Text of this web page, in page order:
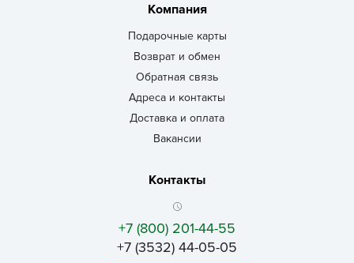
Компания
Подарочные карты
Возврат и обмен
Обратная связь
Адреса и контакты
Доставка и оплата
Вакансии
Контакты
+7 (800) 201-44-55
+7 (3532) 44-05-05